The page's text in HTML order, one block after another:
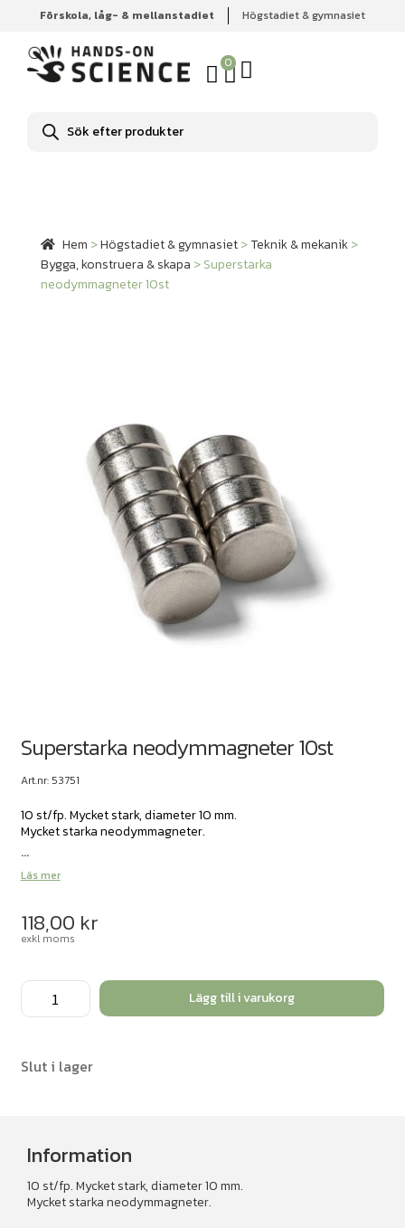
Förskola, låg- & mellanstadiet Högstadiet & gymnasiet
0
Produktsökning
Hem Högstadiet & gymnasiet Teknik & mekanik
Bygga,
konstruera & skapa
Superstarka neodymmagneter 10st
Hem >Högstadiet & gymnasiet>Teknik & mekanik>
Bygga, konstruera & skapa >Superstarka
neodymmagneter 10st
Superstarka neodymmagneter 10st
Art.nr: 53751
10 st/fp. Mycket stark, diameter 10 mm.
Mycket starka neodymmagneter.
...
Läs mer
118,00 kr
exkl moms
Superstarka
neodymmagneter
mängd
Lägg till i varukorg
Slut i lager
Information
10 st/fp. Mycket stark, diameter 10 mm.
Mycket starka neodymmagneter.